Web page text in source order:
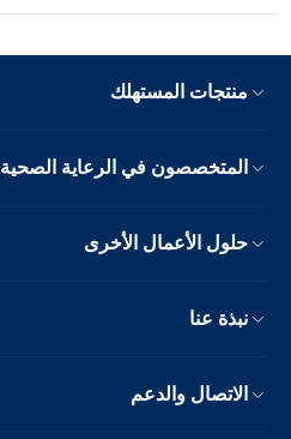
منتجات المستهلك
المتخصصون في الرعاية الصحية
حلول الأعمال الأخرى
نبذة عنا
الاتصال والدعم